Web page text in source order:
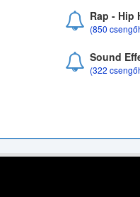
Rap - Hip
(850
Sound
(322